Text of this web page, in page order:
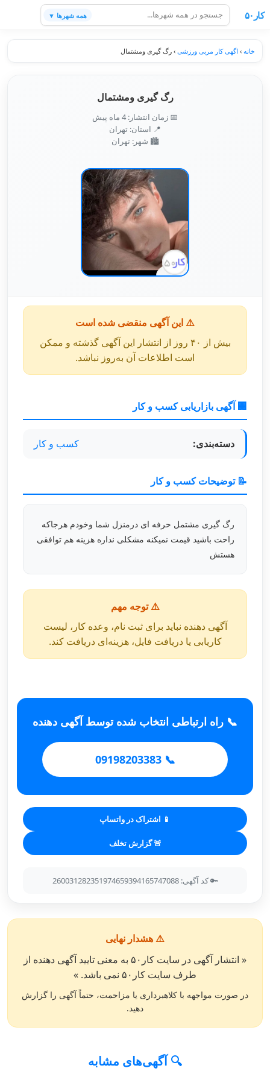
کار۵۰ همه شهرها ▼
خانه › اگهی کار مربی ورزشی › رگ گیری ومشتمال
رگ گیری ومشتمال
📅 زمان انتشار: 4 ماه پیش
📍 استان: تهران
🏙️ شهر: تهران
⚠️ این آگهی منقضی شده است
بیش از ۴۰ روز از انتشار این آگهی گذشته و ممکن
است اطلاعات آن به‌روز نباشد.
🏢 آگهی بازاریابی کسب و کار
دسته‌بندی: کسب و کار
📝 توضیحات کسب و کار
رگ گیری مشتمل حرفه ای درمنزل شما وخودم هرجاکه
راحت باشید قیمت نمیکنه مشکلی نداره هزینه هم توافقی
هستش
⚠️ توجه مهم
آگهی دهنده نباید برای ثبت نام، وعده کار، لیست
کاریابی یا دریافت فایل، هزینه‌ای دریافت کند.
📞 راه ارتباطی انتخاب شده توسط آگهی دهنده
📞 09198203383
📱 اشتراک در واتساپ
🚨 گزارش تخلف
🔑 کد آگهی: 260031282351974659394165747088
⚠️ هشدار نهایی
« انتشار آگهی در سایت کار۵۰ به معنی تایید آگهی دهنده از
طرف سایت کار۵۰ نمی باشد. »
در صورت مواجهه با کلاهبرداری یا مزاحمت، حتماً آگهی را گزارش
دهید.
🔍 آگهی‌های مشابه